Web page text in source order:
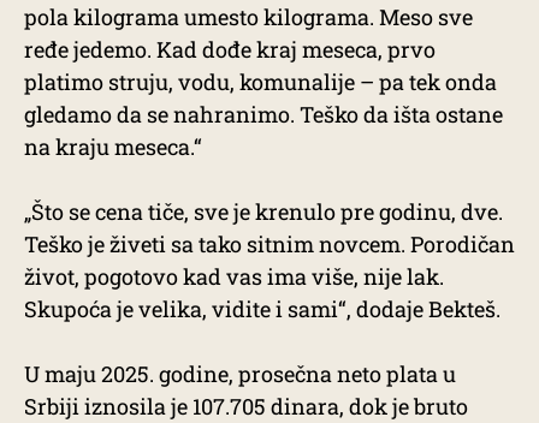
pola kilograma umesto kilograma. Meso sve
ređe jedemo. Kad dođe kraj meseca, prvo
platimo struju, vodu, komunalije – pa tek onda
gledamo da se nahranimo. Teško da išta ostane
na kraju meseca.“
„Što se cena tiče, sve je krenulo pre godinu, dve.
Teško je živeti sa tako sitnim novcem. Porodičan
život, pogotovo kad vas ima više, nije lak.
Skupoća je velika, vidite i sami“, dodaje Bekteš.
U maju 2025. godine, prosečna neto plata u
Srbiji iznosila je 107.705 dinara, dok je bruto